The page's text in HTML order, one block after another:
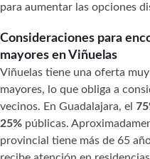
para aumentar las opciones
Consideraciones para
mayores en Viñuelas
Viñuelas tiene una oferta
mayores, lo que obliga a
vecinos. En Guadalajara, el
25% públicas.
provincial tiene más de 65